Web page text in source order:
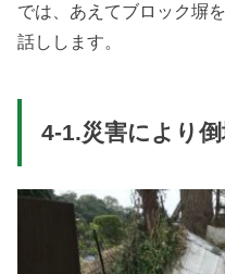
では、あえてブロック塀
話しします。
4-1.災害により